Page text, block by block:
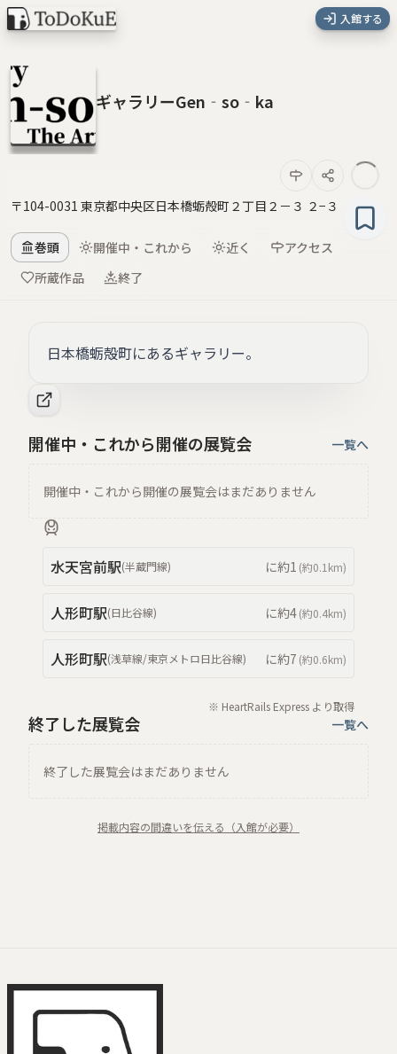
入館する
ギャラリーGen‐so‐ka
〒104-0031 東京都中央区日本橋蛎殻町２丁目２－３ ２−３
巻頭 開催中・これから 近く
アクセス
所蔵作品
終了
日本橋蛎殻町にあるギャラリー。
開催中・これから開催の展覧会 一覧へ
開催中・これから開催の展覧会はまだありません
水天宮前駅(半蔵門線) に約1 (約0.1km)
人形町駅(日比谷線) に約4(約0.4km)
人形町駅(浅草線/東京メトロ日比谷線) に約7 (約0.6km)
※ HeartRails Express より取得
終了した展覧会 一覧へ
終了した展覧会はまだありません
掲載内容の間違いを伝える（入館が必要）